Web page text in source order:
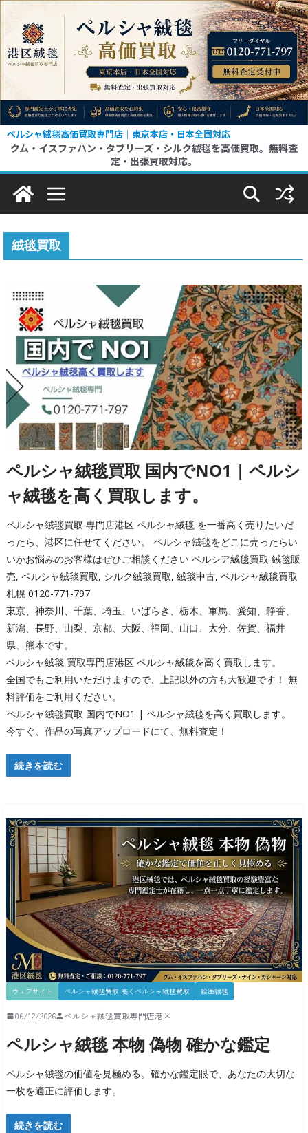
テ
へ
ス
ッ
ペルシャ絨毯高価買取専門店｜東京本店・日本全国対応
クム・イスファハン・タブリーズ・シルク絨毯を高価買取。無料査
定・出張買取対応。
絨毯買取
ペルシャ絨毯買取 国内でNO1 | ペルシ
ャ絨毯を高く買取します。
ペルシャ絨毯買取 専門店港区 ペルシャ絨毯 を一番高く売りたいだ
ったら、港区に任せてください。 ペルシャ絨毯をどこに売ったらい
いかお悩みのお客様はぜひご相談ください ペルシア絨毯買取 絨毯販
売, ペルシャ絨毯買取, シルク絨毯買取, 絨毯中古, ペルシャ絨毯買取
札幌 0120-771-797
東京、神奈川、千葉、埼玉、いばらき、栃木、軍馬、愛知、静香、
新潟、長野、山梨、京都、大阪、福岡、山口、大分、佐賀、福井
県、熊本です。
ペルシャ絨毯 買取専門店港区 ペルシャ絨毯を高く買取します。
全国でもご利用いただけますので、上記以外の方も大歓迎です！ 無
料評価をご利用ください。
ペルシャ絨毯買取 国内でNO1 | ペルシャ絨毯を高く買取します。
今すぐ、作品の写真アップロードにて、無料査定！
続きを読む
ウェブサイト ペルシャ絨毯買取 高くペルシャ絨毯買取 絵画絨毯
06/12/2026 ペルシャ絨毯買取専門店港区
ペルシャ絨毯 本物 偽物 確かな鑑定
ペルシャ絨毯の価値を見極める。確かな鑑定眼で、あなたの大切な
一枚を適正に評価します。
続きを読む